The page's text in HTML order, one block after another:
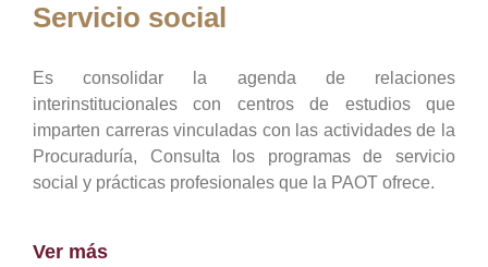
Servicio social
Es consolidar la agenda de relaciones
interinstitucionales con centros de estudios que
imparten carreras vinculadas con las actividades de la
Procuraduría, Consulta los programas de servicio
social y prácticas profesionales que la PAOT ofrece.
Ver más